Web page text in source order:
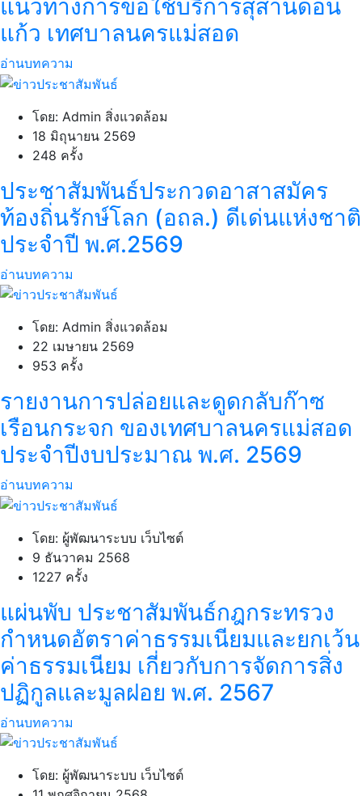
แนวทางการขอใช้บริการสุสานดอน
แก้ว เทศบาลนครแม่สอด
อ่านบทความ
โดย: Admin สิ่งแวดล้อม
18 มิถุนายน 2569
248 ครั้ง
ประชาสัมพันธ์ประกวดอาสาสมัคร
ท้องถิ่นรักษ์โลก (อถล.) ดีเด่นแห่งชาติ
ประจำปี พ.ศ.2569
อ่านบทความ
โดย: Admin สิ่งแวดล้อม
22 เมษายน 2569
953 ครั้ง
รายงานการปล่อยและดูดกลับก๊าซ
เรือนกระจก ของเทศบาลนครแม่สอด
ประจำปีงบประมาณ พ.ศ. 2569
อ่านบทความ
โดย: ผู้พัฒนาระบบ เว็บไซต์
9 ธันวาคม 2568
1227 ครั้ง
แผ่นพับ ประชาสัมพันธ์กฎกระทรวง
กำหนดอัตราค่าธรรมเนียมและยกเว้น
ค่าธรรมเนียม เกี่ยวกับการจัดการสิ่ง
ปฏิกูลและมูลฝอย พ.ศ. 2567
อ่านบทความ
โดย: ผู้พัฒนาระบบ เว็บไซต์